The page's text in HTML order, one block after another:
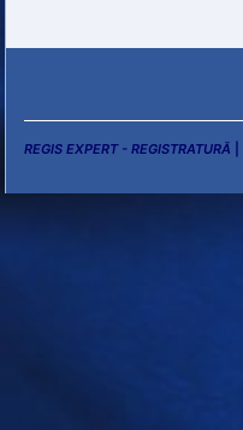
REGIS EXPERT - REGISTRATURĂ